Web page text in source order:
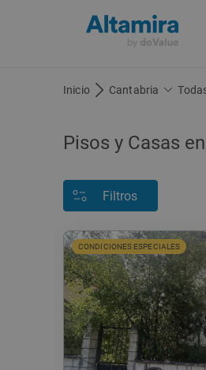
Inicio Cantabria
Pisos y Casas
Filtros
CONDICIONES ESPECIALES